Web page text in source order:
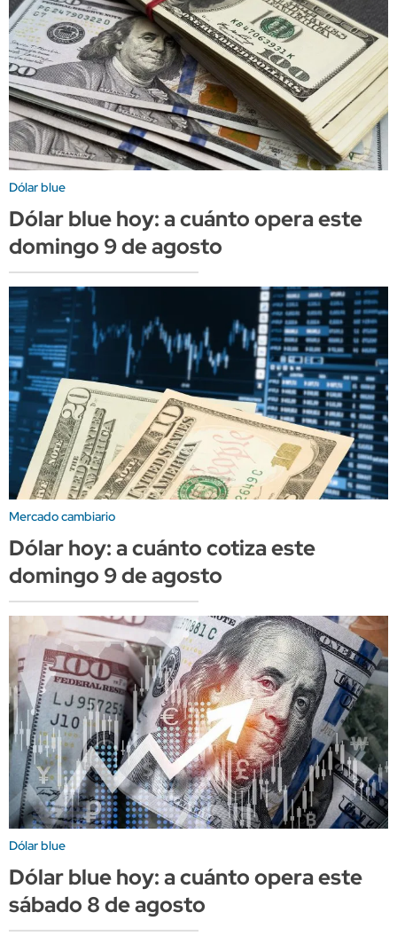
Dólar blue
Dólar blue hoy: a cuánto opera este
domingo 9 de agosto
Mercado cambiario
Dólar hoy: a cuánto cotiza este
domingo 9 de agosto
Dólar blue
Dólar blue hoy: a cuánto opera este
sábado 8 de agosto